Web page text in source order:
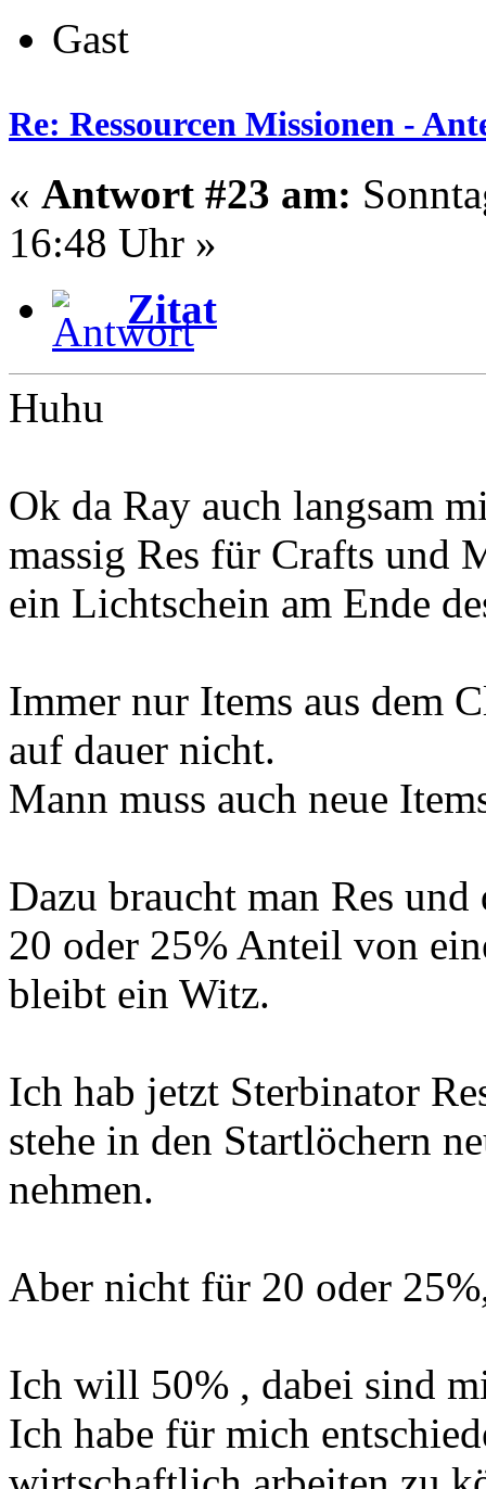
Gast
Re: Ressourcen Missionen -
« Antwort #23 am:
16:48 Uhr »
Zitat
Huhu
Ok da Ray auch langsam
massig Res für Crafts und
ein Lichtschein am Ende
Immer nur Items aus dem
auf dauer nicht.
Mann muss auch neue
Dazu braucht man Res
20 oder 25% Anteil von
bleibt ein Witz.
Ich hab jetzt Sterbinator
stehe in den Startlöchern
nehmen.
Aber nicht für 20 oder
Ich will 50% , dabei sind
Ich habe für mich